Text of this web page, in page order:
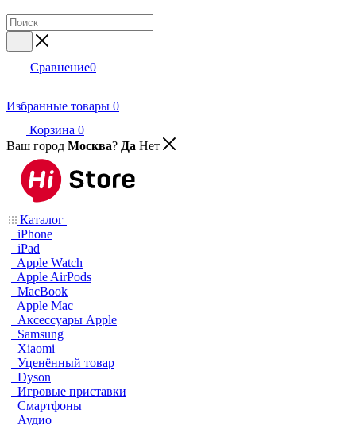
Сравнение0
Избранные товары 0
Корзина 0
Ваш город Москва? Да Нет
Каталог
iPhone
iPad
Apple Watch
Apple AirPods
MacBook
Apple Mac
Аксессуары Apple
Samsung
Xiaomi
Уценённый товар
Dyson
Игровые приставки
Смартфоны
Аудио